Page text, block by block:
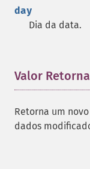
day
Dia da data.
Valor
Retorna um
dados